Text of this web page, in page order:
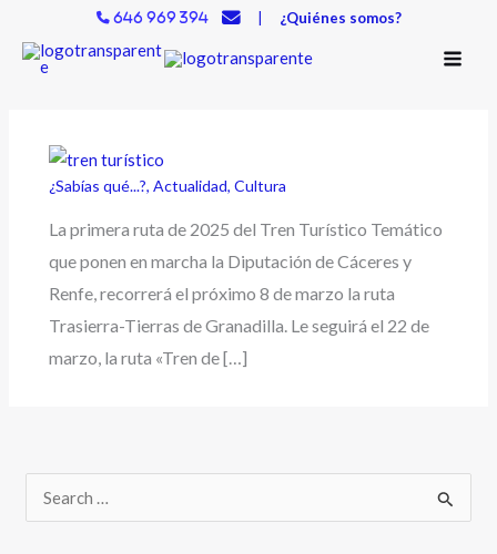
contenido
646 969 394 | ¿Quiénes somos?
¿Sabías qué...?,Actualidad,Cultura
La primera ruta de 2025 del Tren Turístico Temático
que ponen en marcha la Diputación de Cáceres y
Renfe, recorrerá el próximo 8 de marzo la ruta
Trasierra-Tierras de Granadilla. Le seguirá el 22 de
marzo, la ruta «Tren de […]